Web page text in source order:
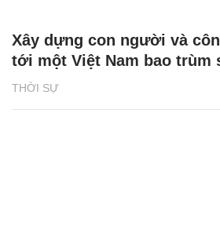
THỜI SỰ
Xây dựng con người và
tới một Việt Nam bao trùm